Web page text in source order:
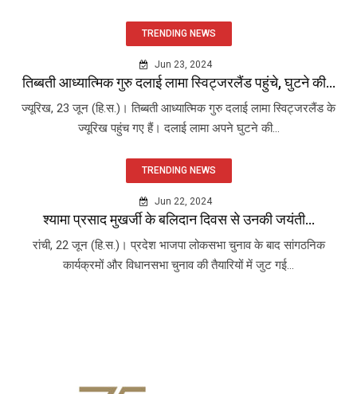
TRENDING NEWS
Jun 23, 2024
तिब्बती आध्यात्मिक गुरु दलाई लामा स्विट्जरलैंड पहुंचे, घुटने की...
ज्यूरिख, 23 जून (हि.स.)। तिब्बती आध्यात्मिक गुरु दलाई लामा स्विट्जरलैंड के
ज्यूरिख पहुंच गए हैं। दलाई लामा अपने घुटने की...
TRENDING NEWS
Jun 22, 2024
श्यामा प्रसाद मुखर्जी के बलिदान दिवस से उनकी जयंती...
रांची, 22 जून (हि.स.)। प्रदेश भाजपा लोकसभा चुनाव के बाद सांगठनिक
कार्यक्रमों और विधानसभा चुनाव की तैयारियों में जुट गई...